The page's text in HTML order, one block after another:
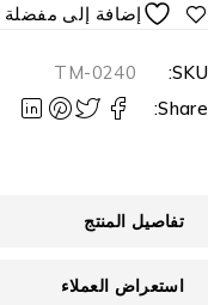
TM-0240
تفاصيل المنتج
استعراض العملاء